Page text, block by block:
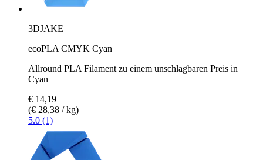
3DJAKE
ecoPLA CMYK Cyan
Allround PLA Filament zu einem unschlagbaren Preis in
Cyan
€ 14,19
(€ 28,38 / kg)
5.0 (1)